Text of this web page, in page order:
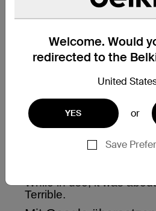
Welcome. Would
redirected to the
United
YES or
Save